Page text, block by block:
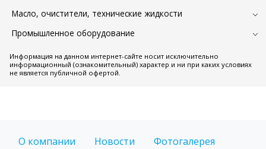
Масло, очистители, технические жидкости
Промышленное оборудование
Информация на данном интернет-сайте носит исключительно
информационный (ознакомительный) характер и ни при каких условиях
не является публичной офертой.
О компании Новости
Фотогалерея